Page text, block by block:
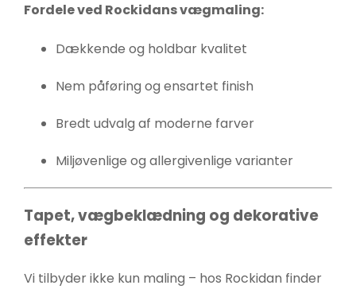
Fordele ved Rockidans vægmaling:
Dækkende og holdbar kvalitet
Nem påføring og ensartet finish
Bredt udvalg af moderne farver
Miljøvenlige og allergivenlige varianter
Tapet, vægbeklædning og dekorative
effekter
Vi tilbyder ikke kun maling – hos Rockidan finder